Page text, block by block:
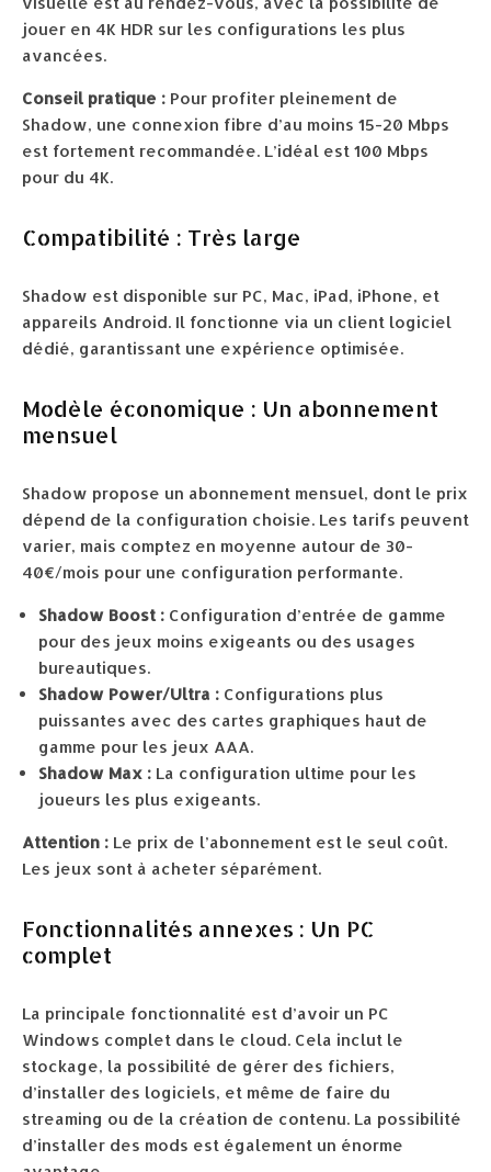
jouer en 4K HDR sur les configurations les plus
avancées.
Conseil pratique : Pour profiter pleinement de
Shadow, une connexion fibre d’au moins 15-20 Mbps
est fortement recommandée. L’idéal est 100 Mbps
pour du 4K.
Compatibilité : Très large
Shadow est disponible sur PC, Mac, iPad, iPhone, et
appareils Android. Il fonctionne via un client logiciel
dédié, garantissant une expérience optimisée.
Modèle économique : Un abonnement
mensuel
Shadow propose un abonnement mensuel, dont le prix
dépend de la configuration choisie. Les tarifs peuvent
varier, mais comptez en moyenne autour de 30-
40€/mois pour une configuration performante.
Shadow Boost : Configuration d’entrée de gamme
pour des jeux moins exigeants ou des usages
bureautiques.
Shadow Power/Ultra : Configurations plus
puissantes avec des cartes graphiques haut de
gamme pour les jeux AAA.
Shadow Max : La configuration ultime pour les
joueurs les plus exigeants.
Attention : Le prix de l’abonnement est le seul coût.
Les jeux sont à acheter séparément.
Fonctionnalités annexes : Un PC
complet
La principale fonctionnalité est d’avoir un PC
Windows complet dans le cloud. Cela inclut le
stockage, la possibilité de gérer des fichiers,
d’installer des logiciels, et même de faire du
streaming ou de la création de contenu. La possibilité
d’installer des mods est également un énorme